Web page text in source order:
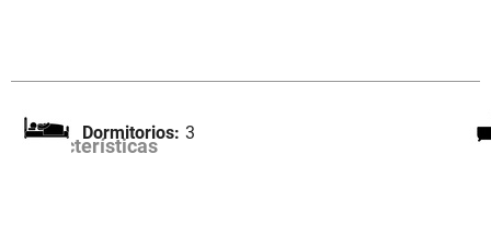
Características
Dormitorios: 3